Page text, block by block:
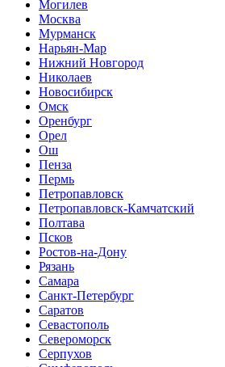
Могилев
Москва
Мурманск
Нарьян-Мар
Нижний Новгород
Николаев
Новосибирск
Омск
Оренбург
Орел
Ош
Пенза
Пермь
Петропавловск
Петропавловск-Камчатский
Полтава
Псков
Ростов-на-Дону
Рязань
Самара
Санкт-Петербург
Саратов
Севастополь
Североморск
Серпухов